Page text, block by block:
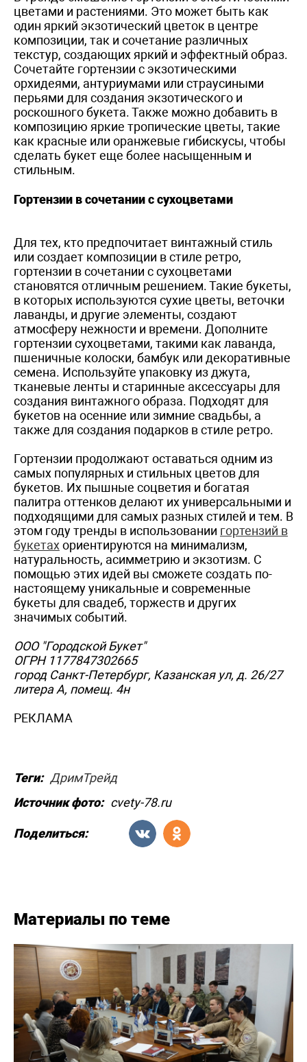
цветами и растениями. Это может быть как
один яркий экзотический цветок в центре
композиции, так и сочетание различных
текстур, создающих яркий и эффектный образ.
Сочетайте гортензии с экзотическими
орхидеями, антуриумами или страусиными
перьями для создания экзотического и
роскошного букета. Также можно добавить в
композицию яркие тропические цветы, такие
как красные или оранжевые гибискусы, чтобы
сделать букет еще более насыщенным и
стильным.
Гортензии в сочетании с сухоцветами
Для тех, кто предпочитает винтажный стиль
или создает композиции в стиле ретро,
гортензии в сочетании с сухоцветами
становятся отличным решением. Такие букеты,
в которых используются сухие цветы, веточки
лаванды, и другие элементы, создают
атмосферу нежности и времени. Дополните
гортензии сухоцветами, такими как лаванда,
пшеничные колоски, бамбук или декоративные
семена. Используйте упаковку из джута,
тканевые ленты и старинные аксессуары для
создания винтажного образа. Подходят для
букетов на осенние или зимние свадьбы, а
также для создания подарков в стиле ретро.
Гортензии продолжают оставаться одним из
самых популярных и стильных цветов для
букетов. Их пышные соцветия и богатая
палитра оттенков делают их универсальными и
подходящими для самых разных стилей и тем. В
этом году тренды в использовании гортензий в
букетахориентируются на минимализм,
натуральность, асимметрию и экзотизм. С
помощью этих идей вы сможете создать по-
настоящему уникальные и современные
букеты для свадеб, торжеств и других
значимых событий.
ООО "Городской Букет"
ОГРН 1177847302665
город Санкт-Петербург, Казанская ул, д. 26/27
литера А, помещ. 4н
РЕКЛАМА
Теги: ДримТрейд
Источник фото: cvety-78.ru
Поделиться:
Материалы по теме